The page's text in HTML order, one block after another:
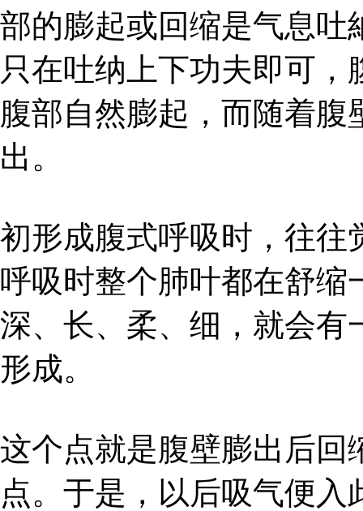
部的膨起或回缩是气息吐
只在吐纳上下功夫即可
腹部自然膨起，而随着
出。
初形成腹式呼吸时，往往
呼吸时整个肺叶都在舒缩
深、长、柔、细，就会有
形成。
这个点就是腹壁膨出后回
点。于是，以后吸气便